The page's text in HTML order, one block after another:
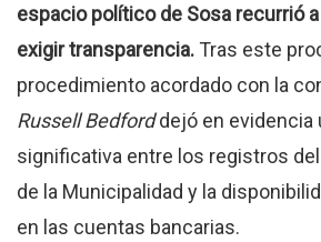
espacio político de Sosa recurrió
exigir transparencia. Tras este
procedimiento acordado con la
Russell Bedforddejó en evidencia
significativa entre los registros
de la Municipalidad y la
en las cuentas bancarias.